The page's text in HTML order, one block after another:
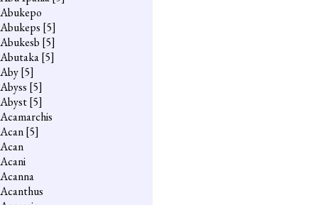
Abukepo
Abukeps [5]
Abukesb [5]
Abutaka[5]
Aby[5]
Abyss [5]
Abyst[5]
Acamarchis
Acan[5]
Acan
Acani
Acanna
Acanthus